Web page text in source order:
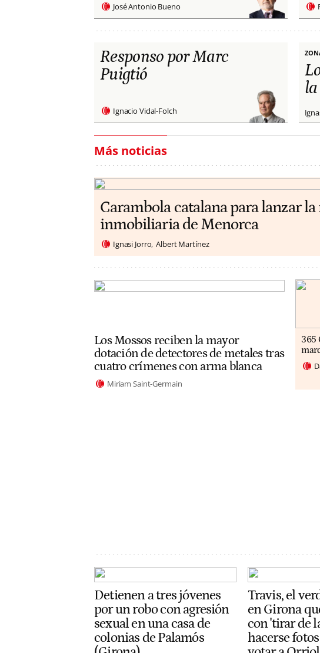
José Antonio Bueno
Responso por Marc
Puigtió
Ignacio Vidal-Folch
Más noticias
Carambola catalana para lanzar
inmobiliaria de Menorca
Ignasi Jorro Albert Martínez
Los Mossos reciben la mayor
dotación de detectores de metales tras
cuatro crímenes con arma blanca
Miriam Saint-Germain
365
Detienen a tres jóvenes
por un robo con agresión
sexual en una casa de
colonias de Palamós
Travis, el
en Girona
con 'tirar de
hacerse